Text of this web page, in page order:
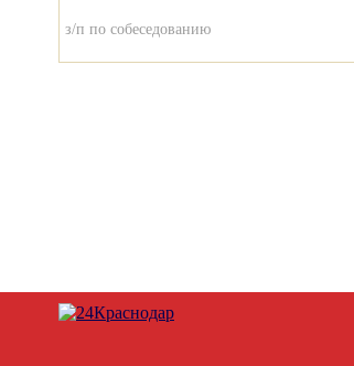
з/п по собеседованию